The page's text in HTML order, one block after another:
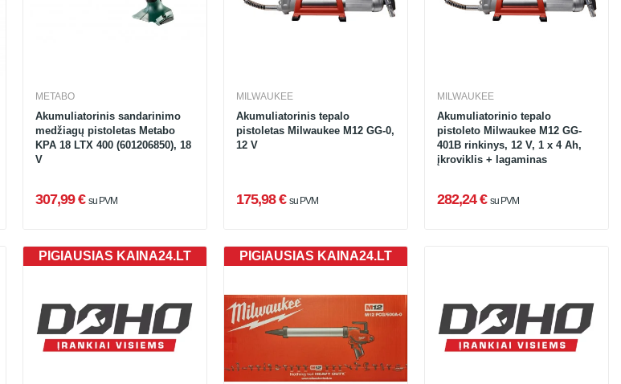
METABO
Akumuliatorinis sandarinimo
medžiagų pistoletas Metabo
KPA 18 LTX 400 (601206850), 18
V
307,99 € su PVM
MILWAUKEE
Akumuliatorinis tepalo
pistoletas Milwaukee M12 GG-0,
12 V
175,98 € su PVM
MILWAUKEE
Akumuliatorinio tepalo
pistoleto Milwaukee M12 GG-
401B rinkinys, 12 V, 1 x 4 Ah,
įkroviklis + lagaminas
282,24 € su PVM
PIGIAUSIAS KAINA24.LT PIGIAUSIAS KAINA24.LT